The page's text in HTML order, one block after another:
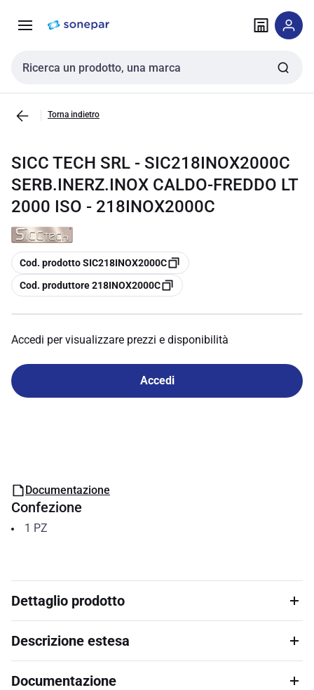
navigazione alla
Cerca input
Torna indietro
SICC TECH SRL - SIC218INOX2000C
SERB.INERZ.INOX CALDO-FREDDO LT
2000 ISO - 218INOX2000C
copia
Cod. prodotto SIC218INOX2000C
copia
Cod. produttore 218INOX2000C
Accedi per visualizzare prezzi e disponibilità
Accedi
Documentazione
Confezione
1 PZ
Dettaglio prodotto
Descrizione estesa
Documentazione